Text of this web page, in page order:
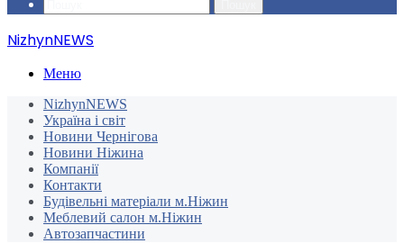
NizhynNEWS
Меню
NizhynNEWS
Україна і світ
Новини Чернігова
Новини Ніжина
Компанії
Контакти
Будівельні матеріали м.Ніжин
Меблевий салон м.Ніжин
Автозапчастини